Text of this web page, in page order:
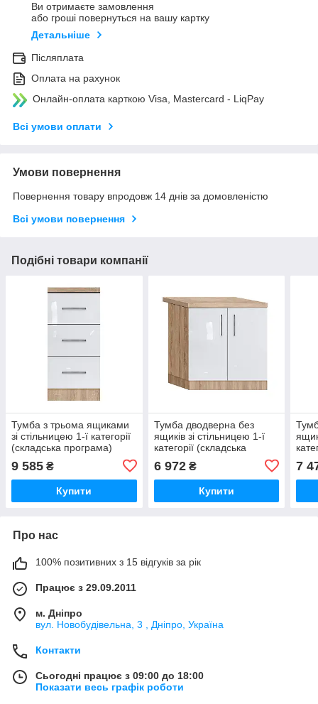
Ви отримаєте замовлення
або гроші повернуться на вашу картку
Детальніше
Післяплата
Оплата на рахунок
Онлайн-оплата карткою Visa, Mastercard - LiqPay
Всі умови оплати
Умови повернення
Повернення товару впродовж 14 днів за домовленістю
Всі умови повернення
Подібні товари компанії
Тумба з трьома ящиками
зі стільницею 1-ї категорії
(складська програма)
МДФ фасадами ширина
9 585 ₴
Купити
Тумба дводверна без
ящиків зі стільницею 1-ї
категорії (складська
фарбованими МДФ
фасадами
6 972₴
Купити
7
Про нас
100% позитивних з 15 відгуків за рік
Працює з 29.09.2011
м. Дніпро
вул. Новобудівельна, 3 , Дніпро, Україна
Контакти
Сьогодні працює з 09:00 до 18:00
Показати весь графік роботи